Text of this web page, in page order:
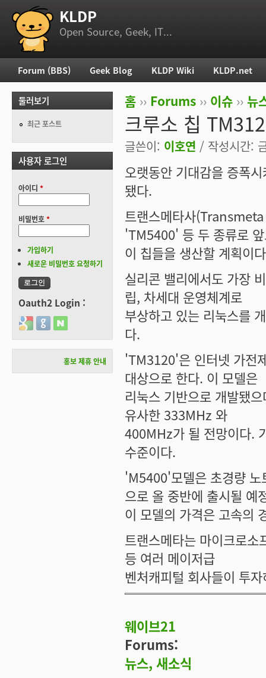
부 메뉴 KLDP
Open Source, Geek, IT...
현재 위치
홈 ›› Forums ›› 이슈 ›› 뉴
크루소 칩
글쓴이: 이호연 / 작성시간:
오랫동안 기대감을 증폭
됐다.
트랜스메타사
'TM5400' 등 두 종류로
이 칩들을 생산할 계획이
실리콘 밸리에서도 가장
립, 차세대 운영체계로
부상하고 있는 리눅스를
다.
'TM3120'은 인터넷 가전
대상으로 한다. 이 모델은
리눅스 기반으로 개발됐
유사한 333MHz 와
400MHz가 될 전망이다.
수준이다.
'M5400'모델은 초경량
으로 올 중반에 출시될 예
이 모델의 가격은 고속의
트랜스메타는 마이크로
등 여러 메이저급
벤처캐피털 회사들이 투
웨이브21
Forums:
뉴스, 새소식
주 메뉴
Forum (BBS) Geek Blog KLDP Wiki KLDP.net
둘러보기
최근 포스트
사용자 로그인
아이디 *
비밀번호*
가입하기
새로운 비밀번호 요청하기
Oauth2 Login :
Login with Google
Login with GitHub
Login with Naver
홍보 제휴 안내